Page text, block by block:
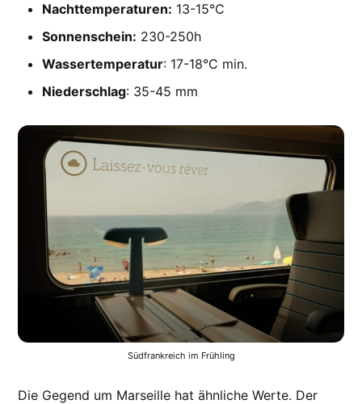
Nachttemperaturen: 13-15°C
Sonnenschein: 230-250h
Wassertemperatur: 17-18°C min.
Niederschlag: 35-45 mm
Südfrankreich im Frühling
Die Gegend um Marseille hat ähnliche Werte. Der